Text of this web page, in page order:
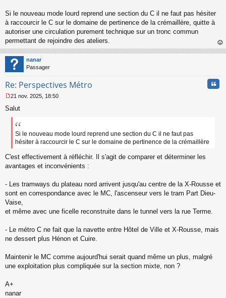
Si le nouveau mode lourd reprend une section du C il ne faut pas hésiter
à raccourcir le C sur le domaine de pertinence de la crémaillère, quitte à
autoriser une circulation purement technique sur un tronc commun
permettant de rejoindre des ateliers.
au
nanar
Passager
Re: Perspectives Métro
e
s
n
n
u
21 nov. 2025, 18:50
Salut
Si le nouveau mode lourd reprend une section du C il ne faut pas
hésiter à raccourcir le C sur le domaine de pertinence de la crémaillère
C'est effectivement à réfléchir. Il s'agit de comparer et déterminer les
avantages et inconvénients :
- Les tramways du plateau nord arrivent jusqu'au centre de la X-Rousse et
sont en correspondance avec le MC, l'ascenseur vers le tram Part Dieu-
Vaise,
et même avec une ficelle reconstruite dans le tunnel vers la rue Terme.
- Le métro C ne fait que la navette entre Hôtel de Ville et X-Rousse, mais
ne dessert plus Hénon et Cuire.
Maintenir le MC comme aujourd'hui serait quand même un plus, malgré
une exploitation plus compliquée sur la section mixte, non ?
A+
nanar